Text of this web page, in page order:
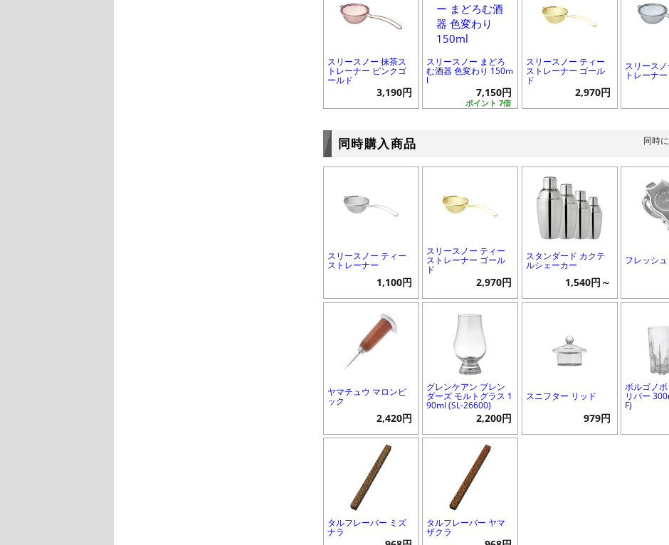
スリースノー 抹茶ス
トレーナー ピンクゴ
ールド
3,190円
スリースノー まどろ
む酒器 色変わり 150m
l
ポイント 7倍
7,150円
スリースノー ティー
ストレーナー ゴール
ド
2,970円
スリース
トレーナー
同時購入商品 同時
スリースノー ティー
ストレーナー
1,100円
スリースノー ティー
ストレーナー ゴール
ド
2,970円
スタンダード カクテ
ルシェーカー
1,540円～
フレッシ
ヤマチュウ マロンピ
ック
2,420円
グレンケアン ブレン
ダーズ モルトグラス 1
90ml (SL-26600)
2,200円
スニフター リッド
979円
ボルゴノ
リバー
F)
タルフレーバー ミズ
ナラ
タルフレーバー ヤマ
ザクラ